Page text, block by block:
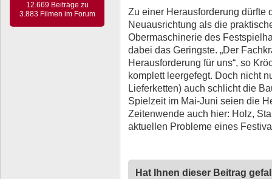
12.669 Beiträge zu
3.883 Filmen im Forum
Zu einer Herausforderung
Neuausrichtung als die
Obermaschinerie des
dabei das Geringste. „Der
Herausforderung für uns“, so
komplett leergefegt. Doch nicht
Lieferketten) auch schlicht die
Spielzeit im Mai-Juni seien die
Zeitenwende auch hier: Holz,
aktuellen Probleme eines
Hat Ihnen dieser Beitrag